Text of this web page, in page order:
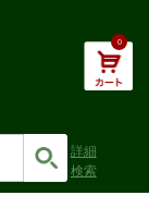
0
詳細
検索